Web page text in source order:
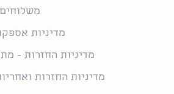
מדיניות
מדיניות החזרות -
מדיניות החזרות